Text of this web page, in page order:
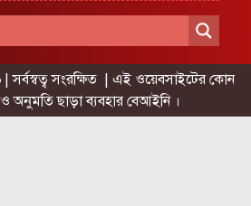
সংরক্ষিত | এই ওয়েবসাইটের কোন
অনুমতি ছাড়া ব্যবহার বেআইনি ।